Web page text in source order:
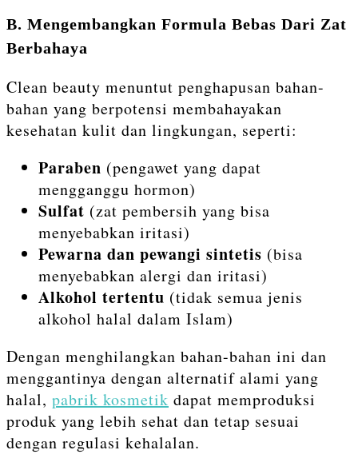
B. Mengembangkan Formula Bebas Dari Zat
Berbahaya
Clean beauty menuntut penghapusan bahan-
bahan yang berpotensi membahayakan
kesehatan kulit dan lingkungan, seperti:
Paraben (pengawet yang dapat
mengganggu hormon)
Sulfat (zat pembersih yang bisa
menyebabkan iritasi)
Pewarna dan pewangi sintetis (bisa
menyebabkan alergi dan iritasi)
Alkohol tertentu (tidak semua jenis
alkohol halal dalam Islam)
Dengan menghilangkan bahan-bahan ini dan
menggantinya dengan alternatif alami yang
halal, pabrik kosmetik dapat memproduksi
produk yang lebih sehat dan tetap sesuai
dengan regulasi kehalalan.